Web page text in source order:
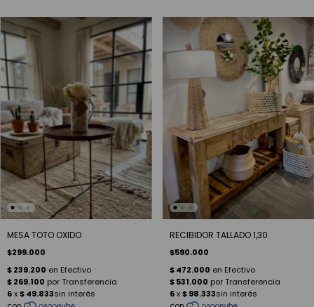
MESA TOTO OXIDO
$299.000
RECIBIDOR TALLADO 1,30
$590.000